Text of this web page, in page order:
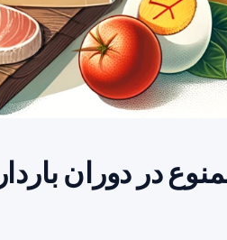
در دوران